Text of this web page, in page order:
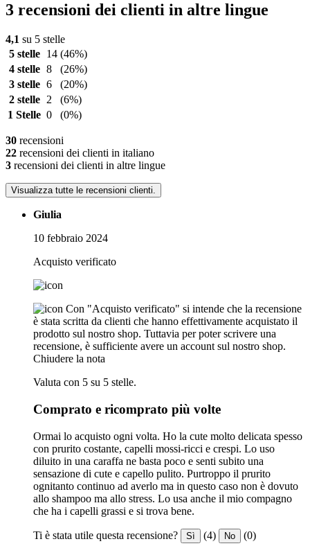
3 recensioni dei clienti in altre lingue
4,1 su 5 stelle
5 stelle
14 (46%)
4 stelle 8
(26%)
3 stelle 6
(20%)
2 stelle
2
(6%)
1 Stelle 0 (0%)
30 recensioni
22 recensioni dei clienti in italiano
3 recensioni dei clienti in altre lingue
Visualizza tutte le recensioni clienti.
Giulia
10 febbraio 2024
Acquisto verificato
Con "Acquisto verificato" si intende che la recensione
è stata scritta da clienti che hanno effettivamente acquistato il
prodotto sul nostro shop. Tuttavia per poter scrivere una
recensione, è sufficiente avere un account sul nostro shop.
Chiudere la nota
Valuta con 5 su 5 stelle.
Comprato e ricomprato più volte
Ormai lo acquisto ogni volta. Ho la cute molto delicata spesso
con prurito costante, capelli mossi-ricci e crespi. Lo uso
diluito in una caraffa ne basta poco e senti subito una
sensazione di cute e capello pulito. Purtroppo il prurito
ognitanto continuo ad averlo ma in questo caso non è dovuto
allo shampoo ma allo stress. Lo usa anche il mio compagno
che ha i capelli grassi e si trova bene.
Ti è stata utile questa recensione? Sì (4) No (0)